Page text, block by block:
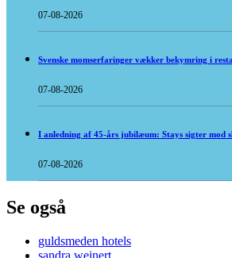
07-08-2026
Svenske momserfaringer vækker bekymring i
07-08-2026
I anledning af 45-års jubilæum: Stays sigter mod
07-08-2026
Se også
guldsmeden hotels
sandra weinert